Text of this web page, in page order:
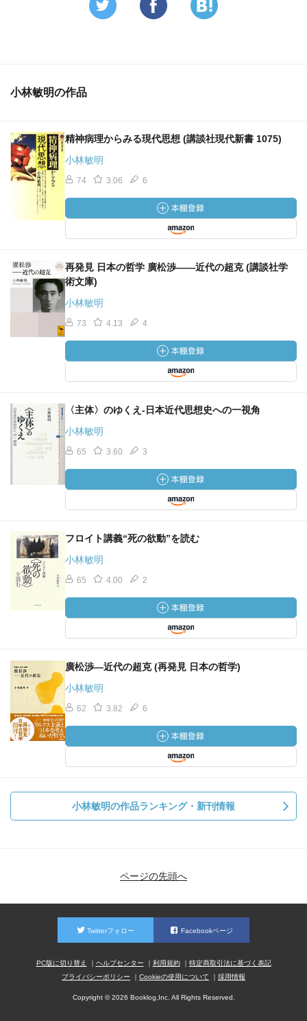
小林敏明の作品
精神病理からみる現代思想 (講談社現代新書 1075)
小林敏明
74 3.06 6
再発見 日本の哲学 廣松渉――近代の超克 (講談社学
術文庫)
小林敏明
73 4.13 4
〈主体〉のゆくえ-日本近代思想史への一視角
小林敏明
65 3.60 3
フロイト講義“死の欲動”を読む
小林敏明
65 4.00 2
廣松渉―近代の超克 (再発見 日本の哲学)
小林敏明
62 3.82 6
小林敏明の作品ランキング・新刊情報
ページの先頭へ
Twitterフォロー Facebookページ
PC版に切り替え ヘルプセンター 利用規約
特定商取引法に基づく表記
プライバシーポリシー
Cookieの使用について 採用情報
Copyright © 2026 Booklog,Inc. All Rights Reserved.